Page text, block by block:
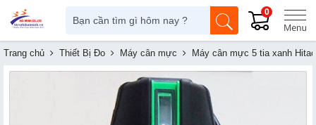
0
Trang chủ Thiết Bị Đo Máy cân mực Máy cân mực 5 tia xanh